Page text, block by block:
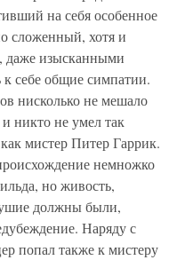
на себя особенное
сложенный, хотя и
даже изысканными
себе общие симпатии.
нисколько не мешало
никто не умел так
мистер Питер Гаррик.
немножко
но живость,
должны были,
Наряду с
попал также к мистеру